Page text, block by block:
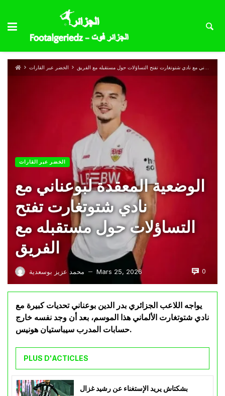
الخضر عبر القارات الوضعية المعقدة لبوعناني مع نادي شتوتغارت تفتح التساؤلات حول مستقبله مع الفريق
الخضر عبر القارات
الوضعية المعقدة لبوعناني مع
نادي شتوتغارت تفتح
التساؤلات حول مستقبله مع
الفريق
محمد عزيز بوسعدية — Mars 25, 2026 0
يواجه اللاعب الجزائري بدر الدين بوعناني تحديات كبيرة مع
نادي شتوتغارت الألماني هذا الموسم، بعد أن وجد نفسه خارج
حسابات المدرب سيباستيان هونيس.
PLUS D'ACTICLES
بشكتاش يريد الإستغناء عن رشيد غزال